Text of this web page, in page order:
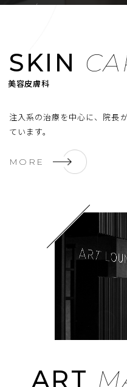
EN / JP
SKIN
注入系の治療を中心に、院長
ています。
MORE
ART